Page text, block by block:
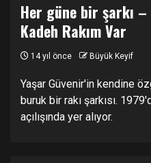
Her güne bir şarkı
Kadeh Rakım Var
14 yıl önce Büyük Keyif
Yaşar Güvenir'in kendine
buruk bir rakı şarkısı.
açılışında yer alıyor.